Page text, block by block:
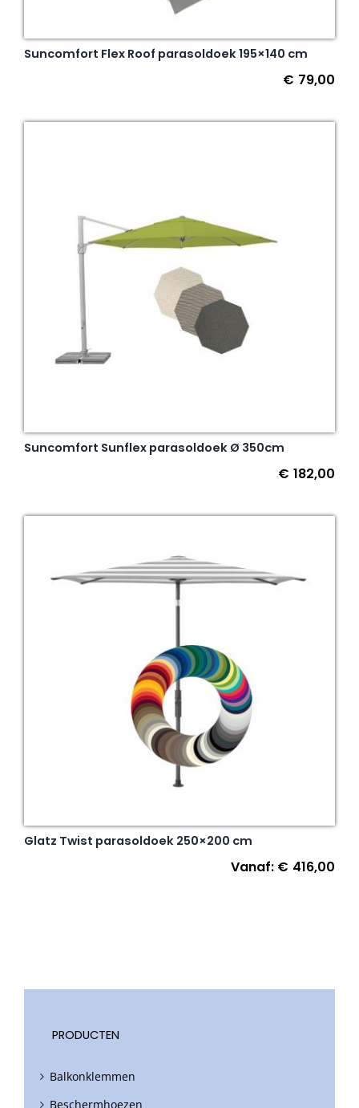
Suncomfort Flex Roof parasoldoek 195×140 cm
€ 79,00
Suncomfort Sunflex parasoldoek Ø 350cm
€ 182,00
Glatz Twist parasoldoek 250×200 cm
Vanaf: € 416,00
PRODUCTEN
Balkonklemmen
Beschermhoezen